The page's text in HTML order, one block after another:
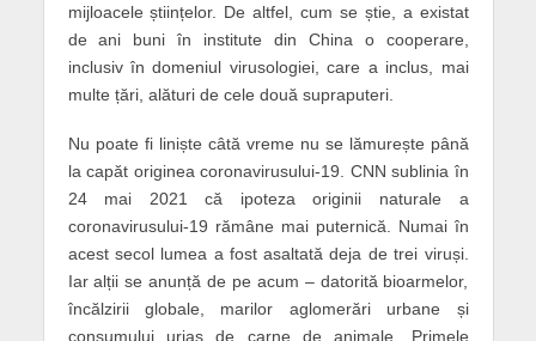
mijloacele științelor. De altfel, cum se știe, a existat
de ani buni în institute din China o cooperare,
inclusiv în domeniul virusologiei, care a inclus, mai
multe țări, alături de cele două supraputeri.
Nu poate fi liniște câtă vreme nu se lămurește până
la capăt originea coronavirusului-19. CNN sublinia în
24 mai 2021 că ipoteza originii naturale a
coronavirusului-19 rămâne mai puternică. Numai în
acest secol lumea a fost asaltată deja de trei viruși.
Iar alții se anunță de pe acum – datorită bioarmelor,
încălzirii globale, marilor aglomerări urbane și
consumului uriaș de carne de animale. Primele